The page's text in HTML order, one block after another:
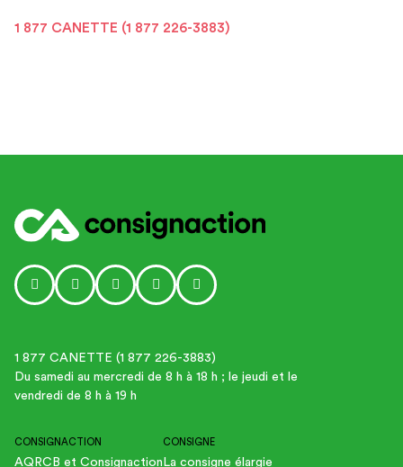
1 877 CANETTE (1 877 226-3883)
Social media link icon-instagram
Social media link icon-facebook
Social media link icon-tiktok
Social media link icon-linkedin
Social media link icon-youtube-
1 877 CANETTE (1 877 226-3883)
Du samedi au mercredi de 8 h à 18 h ; le jeudi et le
vendredi de 8 h à 19 h
CONSIGNACTION
AQRCB et Consignaction
CONSIGNE
La consigne élargie